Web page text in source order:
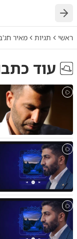
ראשי תגיות מאיר
עוד